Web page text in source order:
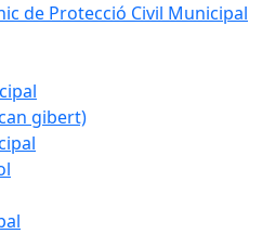
de Protecció Civil Municipal
gibert)